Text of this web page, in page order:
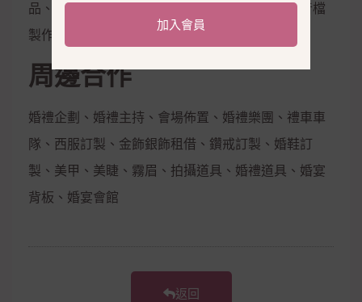
品、隱形內衣、新娘捧花、拍照鮮花束，電子影音檔
製作
周邊合作
婚禮企劃、婚禮主持、會場佈置、婚禮樂團、禮車車
隊、西服訂製、金飾銀飾租借、鑽戒訂製、婚鞋訂
製、美甲、美睫、霧眉、拍攝道具、婚禮道具、婚宴
背板、婚宴會館
返回
加入會員